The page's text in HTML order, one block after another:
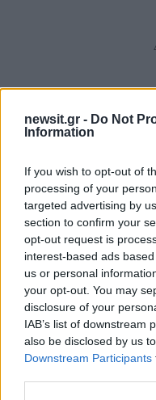
newsit.gr - Do Not
Information
If you wish to opt-out of
processing of your
targeted advertising by
section to confirm your
opt-out request is
interest-based ads
us or personal
your opt-out. You may
disclosure of your
IAB’s list of downstream
also be disclosed by us
Downstream Participants